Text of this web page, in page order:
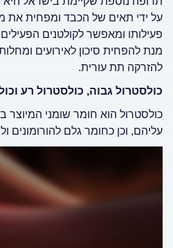
פעילותו ומאפשר לקולטנים
מנת להפחית סיכון לאירועים
להזרקה תת עורית.
כולסטרול גבוה, כולסטרול רע
כולסטרול הוא חומר שומני
עליהם, וכן כחומר גלם להורומונים ולחומצות מרה. 75% מהכולסטרול מיוצרים בכבד ו-25%